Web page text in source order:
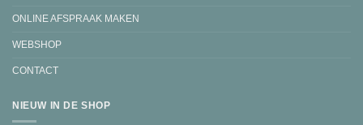
ONLINE AFSPRAAK MAKEN
WEBSHOP
CONTACT
NIEUW IN DE SHOP